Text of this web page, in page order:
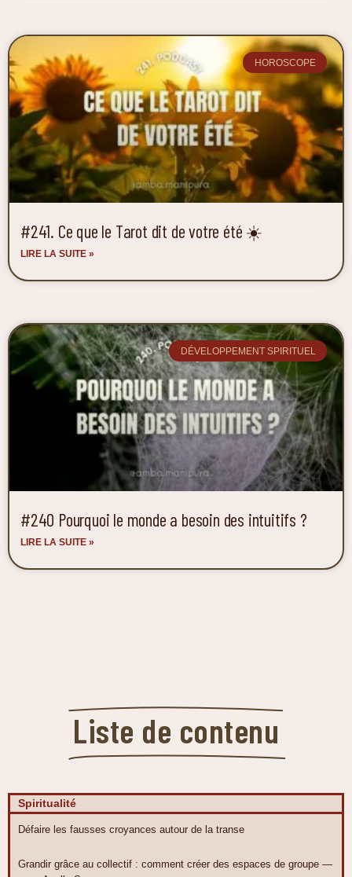
HOROSCOPE
#241. Ce que le Tarot dit de votre été ☀️
LIRE LA SUITE »
DÉVELOPPEMENT SPIRITUEL
#240 Pourquoi le monde a besoin des intuitifs ?
LIRE LA SUITE »
Liste de contenu
Spiritualité
Défaire les fausses croyances autour de la transe
Grandir grâce au collectif : comment créer des espaces de groupe —